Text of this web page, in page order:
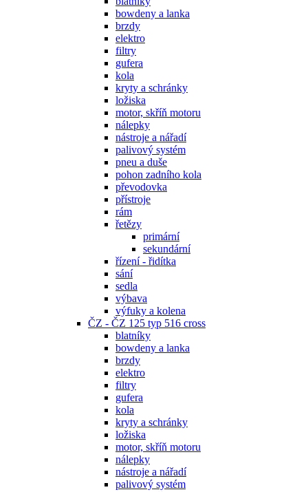
bowdeny a lanka
brzdy
elektro
filtry
gufera
kola
kryty a schránky
ložiska
motor, skříň motoru
nálepky
nástroje a nářadí
palivový systém
pneu a duše
pohon zadního kola
převodovka
přístroje
rám
řetězy
primární
sekundární
řízení - řidítka
sání
sedla
výbava
výfuky a kolena
ČZ - ČZ 125 typ 516 cross
blatníky
bowdeny a lanka
brzdy
elektro
filtry
gufera
kola
kryty a schránky
ložiska
motor, skříň motoru
nálepky
nástroje a nářadí
palivový systém